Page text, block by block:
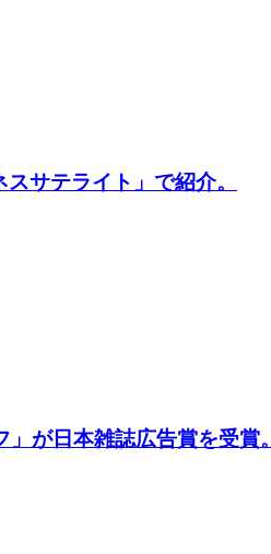
サテライト」で紹介。
が日本雑誌広告賞を受賞。